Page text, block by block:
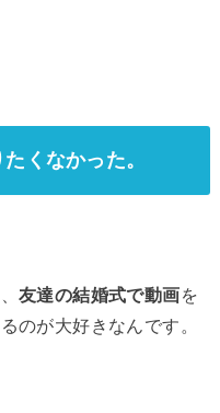
くなかった。
友達の結婚式で動画を
のが大好きなんです。